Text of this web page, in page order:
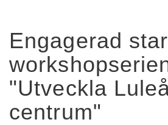
Engagerad
"Utveckla
centrum"